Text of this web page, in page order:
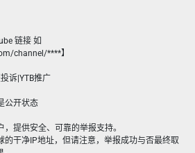
链接 如
channel/****】
诉|YTB推广
公开状态
提供安全、可靠的举报支持。
的干净IP地址，但请注意，举报成功与否最终取